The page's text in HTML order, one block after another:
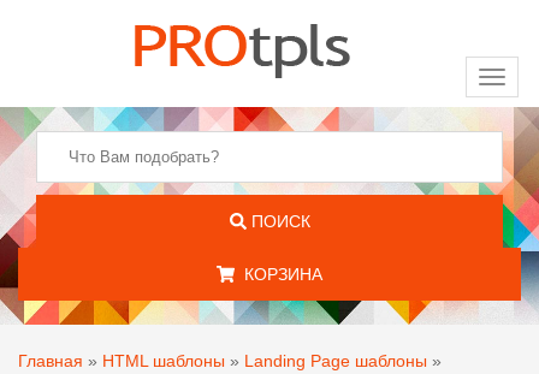
ПОИСК
КОРЗИНА
Главная » HTML шаблоны » Landing Page шаблоны »